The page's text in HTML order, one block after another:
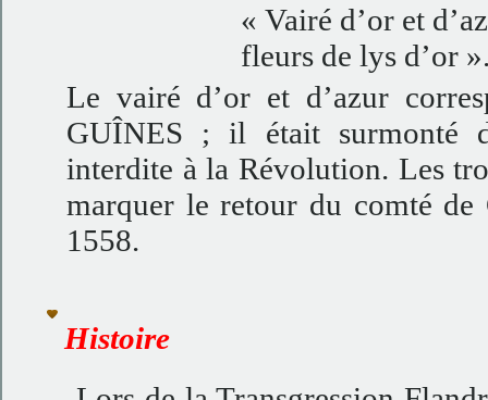
« Vairé d’or et
fleurs de lys d’or
Le vairé d’or et d’azur
GUÎNES ; il était surmonté
interdite à la Révolution. Les
marquer le retour du comté
1558.
Histoire